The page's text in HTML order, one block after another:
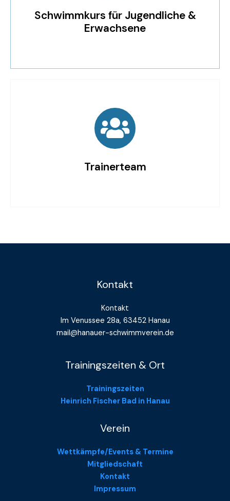
Schwimmkurs für Jugendliche &
Erwachsene
Trainerteam
Kontakt
Kontakt
Im Venussee 28a, 63452 Hanau
mail@hanauer-schwimmverein.de
Trainingszeiten & Ort
Trainingszeiten
Heinrich Fischer Bad in Hanau
Verein
Wettkämpfe/Events & Termine
Mitgliedschaft
Kontakt
Impressum